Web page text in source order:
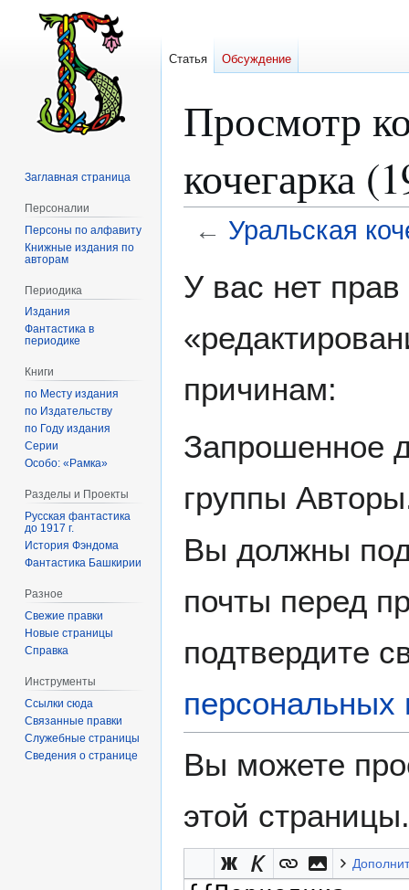
Просмотр
кочегарка
← Уральская
У вас нет
причинам:
Запрошенное
группы
Вы должны
почты перед
подтвердите
персональных
Вы можете
этой страницы.
Статья Обсуждение
Заглавная страница
Персоналии
Персоны по алфавиту
Книжные издания по
авторам
Периодика
Издания
Фантастика в
периодике
Книги
по Месту издания
по Издательству
по Году издания
Серии
Особо: «Рамка»
Разделы и Проекты
Русская фантастика
до 1917 г.
История Фэндома
Фантастика Башкирии
Разное
Свежие правки
Новые страницы
Справка
Инструменты
Ссылки сюда
Связанные правки
Служебные страницы
Сведения о странице